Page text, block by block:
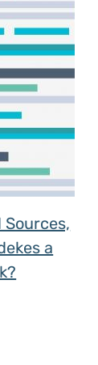
Sources,
a